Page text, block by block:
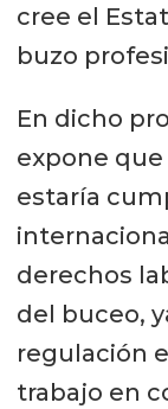
cree el
buzo
En dicho
expone
estaría
derechos
del buceo,
regulación
trabajo en